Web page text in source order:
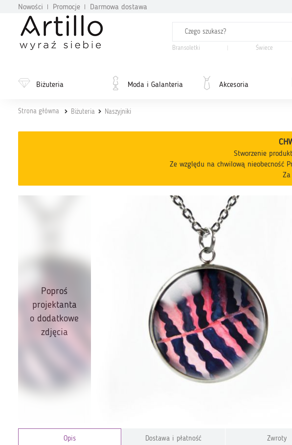
Nowości Promocje Darmowa dostawa
Bransoletki Świece
Biżuteria Moda i Galanteria Akcesoria
Strona główna Biżuteria Naszyjniki
Stworzenie
Ze względu na chwilową nieobecność
Poproś
projektanta
o dodatkowe
zdjęcia
Opis Dostawa i płatność Zwroty